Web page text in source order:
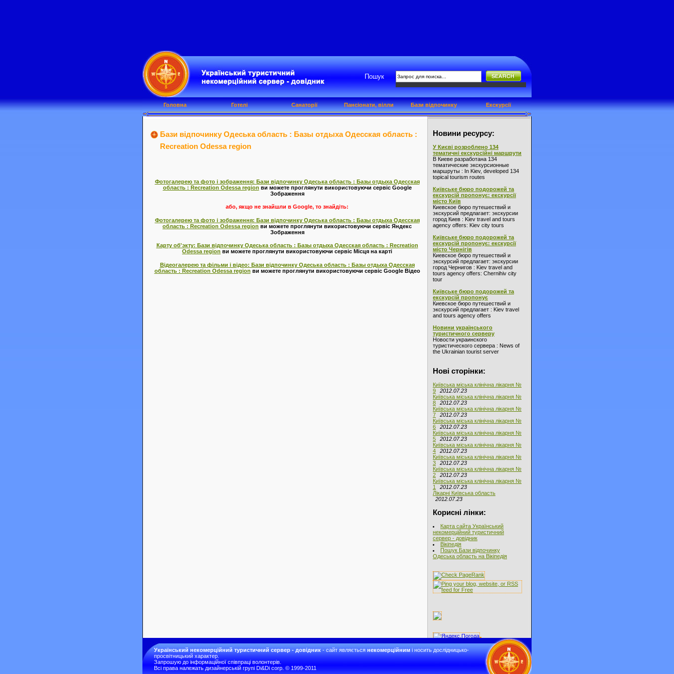
Новини ресурсу:
У Києві розроблено 134
тематичні екскурсійні маршрути
В Киеве разработана 134
тематические экскурсионные
маршруты : In Kiev, developed 134
topical tourism routes
Київське бюро подорожей та
екскурсій пропонує: екскурсії
місто Київ
Киевское бюро путешествий и
экскурсий предлагает: экскурсии
город Киев : Kiev travel and tours
agency offers: Kiev city tours
Київське бюро подорожей та
екскурсій пропонує: екскурсії
місто Чернігів
Киевское бюро путешествий и
экскурсий предлагает: экскурсии
город Чернигов : Kiev travel and
tours agency offers: Chernihiv city
tour
Київське бюро подорожей та
екскурсій пропонує
Киевское бюро путешествий и
экскурсий предлагает : Kiev travel
and tours agency offers
Новини українського
туристичного серверу
Новости украинского
туристического сервера : News of
the Ukrainian tourist server
Нові сторінки:
Київська міська клінічна лікарня №
9
2012.07.23
Київська міська клінічна лікарня №
8
2012.07.23
Київська міська клінічна лікарня №
7
2012.07.23
Київська міська клінічна лікарня №
6
2012.07.23
Київська міська клінічна лікарня №
5
2012.07.23
Київська міська клінічна лікарня №
4
2012.07.23
Київська міська клінічна лікарня №
3
2012.07.23
Київська міська клінічна лікарня №
2
2012.07.23
Київська міська клінічна лікарня №
1
2012.07.23
Лікарні Київська область
2012.07.23
Корисні лінки:
Карта сайта Український
некомерційний туристичний
сервер - довідник
Вікіпедія
Пошук Бази відпочинку
Одеська область на Вікіпедія
Бази відпочинку Одеська область : Базы отдыха Одесская область :
Recreation Odessa region
Фотогалерею та фото і зображення: Бази відпочинку Одеська область : Базы отдыха Одесская
область : Recreation Odessa region ви можете проглянути використовуючи сервіс Google
Зображення
або, якщо не знайшли в Google, то знайдіть:
Фотогалерею та фото і зображення: Бази відпочинку Одеська область : Базы отдыха Одесская
область : Recreation Odessa region ви можете проглянути використовуючи сервіс Яндекс
Зображення
Карту об'экту: Бази відпочинку Одеська область : Базы отдыха Одесская область : Recreation
Odessa region ви можете проглянути використовуючи сервіс Місця на карті
Відеогалерею та фільми і відео: Бази відпочинку Одеська область : Базы отдыха Одесская
область : Recreation Odessa region ви можете проглянути використовуючи сервіс Google Відео
Пошук
Головна Готелі Санаторії Пансіонати, вілли Бази відпочинку Екскурсії
Український некомерційний туристичний сервер - довідник- сайт являєтьсянекомерційнимі носить дослідницько-
просвітницький характер.
Запрошую до інформаційної співпраці волонтерів.
Всі права належать дизайнерській групі Di&Di corp. © 1999-2011